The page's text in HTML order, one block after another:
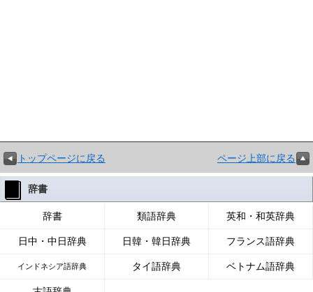
トップページに戻る ページ上部に戻る
辞書
辞書 類語辞典 英和・和英辞典
日中・中日辞典 日韓・韓日辞典 フランス語辞典
インドネシア語辞典 タイ語辞典 ベトナム語辞典